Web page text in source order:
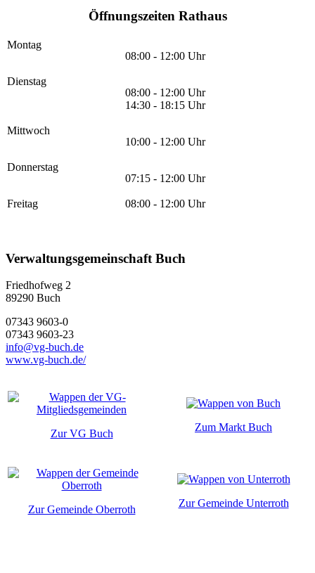
Öffnungszeiten Rathaus
Montag
08:00 - 12:00 Uhr
Dienstag
08:00 - 12:00 Uhr
14:30 - 18:15 Uhr
Mittwoch
10:00 - 12:00 Uhr
Donnerstag
07:15 - 12:00 Uhr
Freitag 08:00 - 12:00 Uhr
Verwaltungsgemeinschaft Buch
Friedhofweg 2
89290 Buch
07343 9603-0
07343 9603-23
info@vg-buch.de
www.vg-buch.de/
Zur VG Buch
Zum Markt Buch
Zur Gemeinde Oberroth
Zur Gemeinde Unterroth